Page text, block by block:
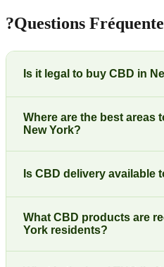
?Questions
Is it legal to buy CBD in
Where are the best areas
New York?
Is CBD delivery available
What CBD products are
York residents?